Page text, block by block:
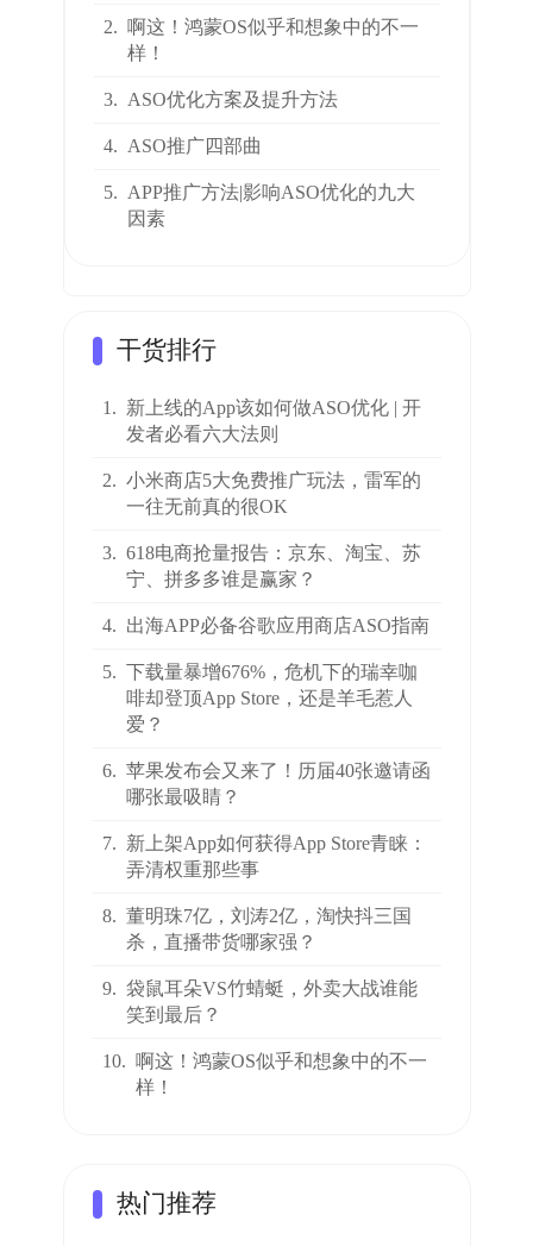
2. 啊这！鸿蒙OS似乎和想象中的不一
样！
3. ASO优化方案及提升方法
4. ASO推广四部曲
5. APP推广方法|影响ASO优化的九大
因素
干货排行
1. 新上线的App该如何做ASO优化 | 开
发者必看六大法则
2. 小米商店5大免费推广玩法，雷军的
一往无前真的很OK
3. 618电商抢量报告：京东、淘宝、苏
宁、拼多多谁是赢家？
4. 出海APP必备谷歌应用商店ASO指南
5. 下载量暴增676%，危机下的瑞幸咖
啡却登顶App Store，还是羊毛惹人
爱？
6. 苹果发布会又来了！历届40张邀请函
哪张最吸睛？
7. 新上架App如何获得App Store青睐：
弄清权重那些事
8. 董明珠7亿，刘涛2亿，淘快抖三国
杀，直播带货哪家强？
9. 袋鼠耳朵VS竹蜻蜓，外卖大战谁能
笑到最后？
10. 啊这！鸿蒙OS似乎和想象中的不一
样！
热门推荐